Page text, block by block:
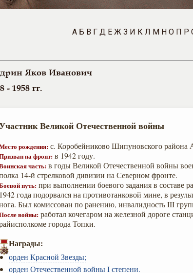
А Б В Г Д Е Ж З И К Л М Н О П Р
Яков Иванович
- 1958 гг.
Великой Отечественной войны
рождения: с. Коробейниково Шипуновского района
на фронт: в 1942 году.
часть: в годы Великой Отечественной войны
14-й стрелковой дивизии на Северном фронте.
путь: при выполнении боевого задания в составе
1942 года подорвался на противотанковой мине, в
Был комиссован по ранению, инвалидность III
войны: работал кочегаром на железной дороге
города Топки.
Награды:
орден Красной Звезды;
орден Отечественной войны I степени.